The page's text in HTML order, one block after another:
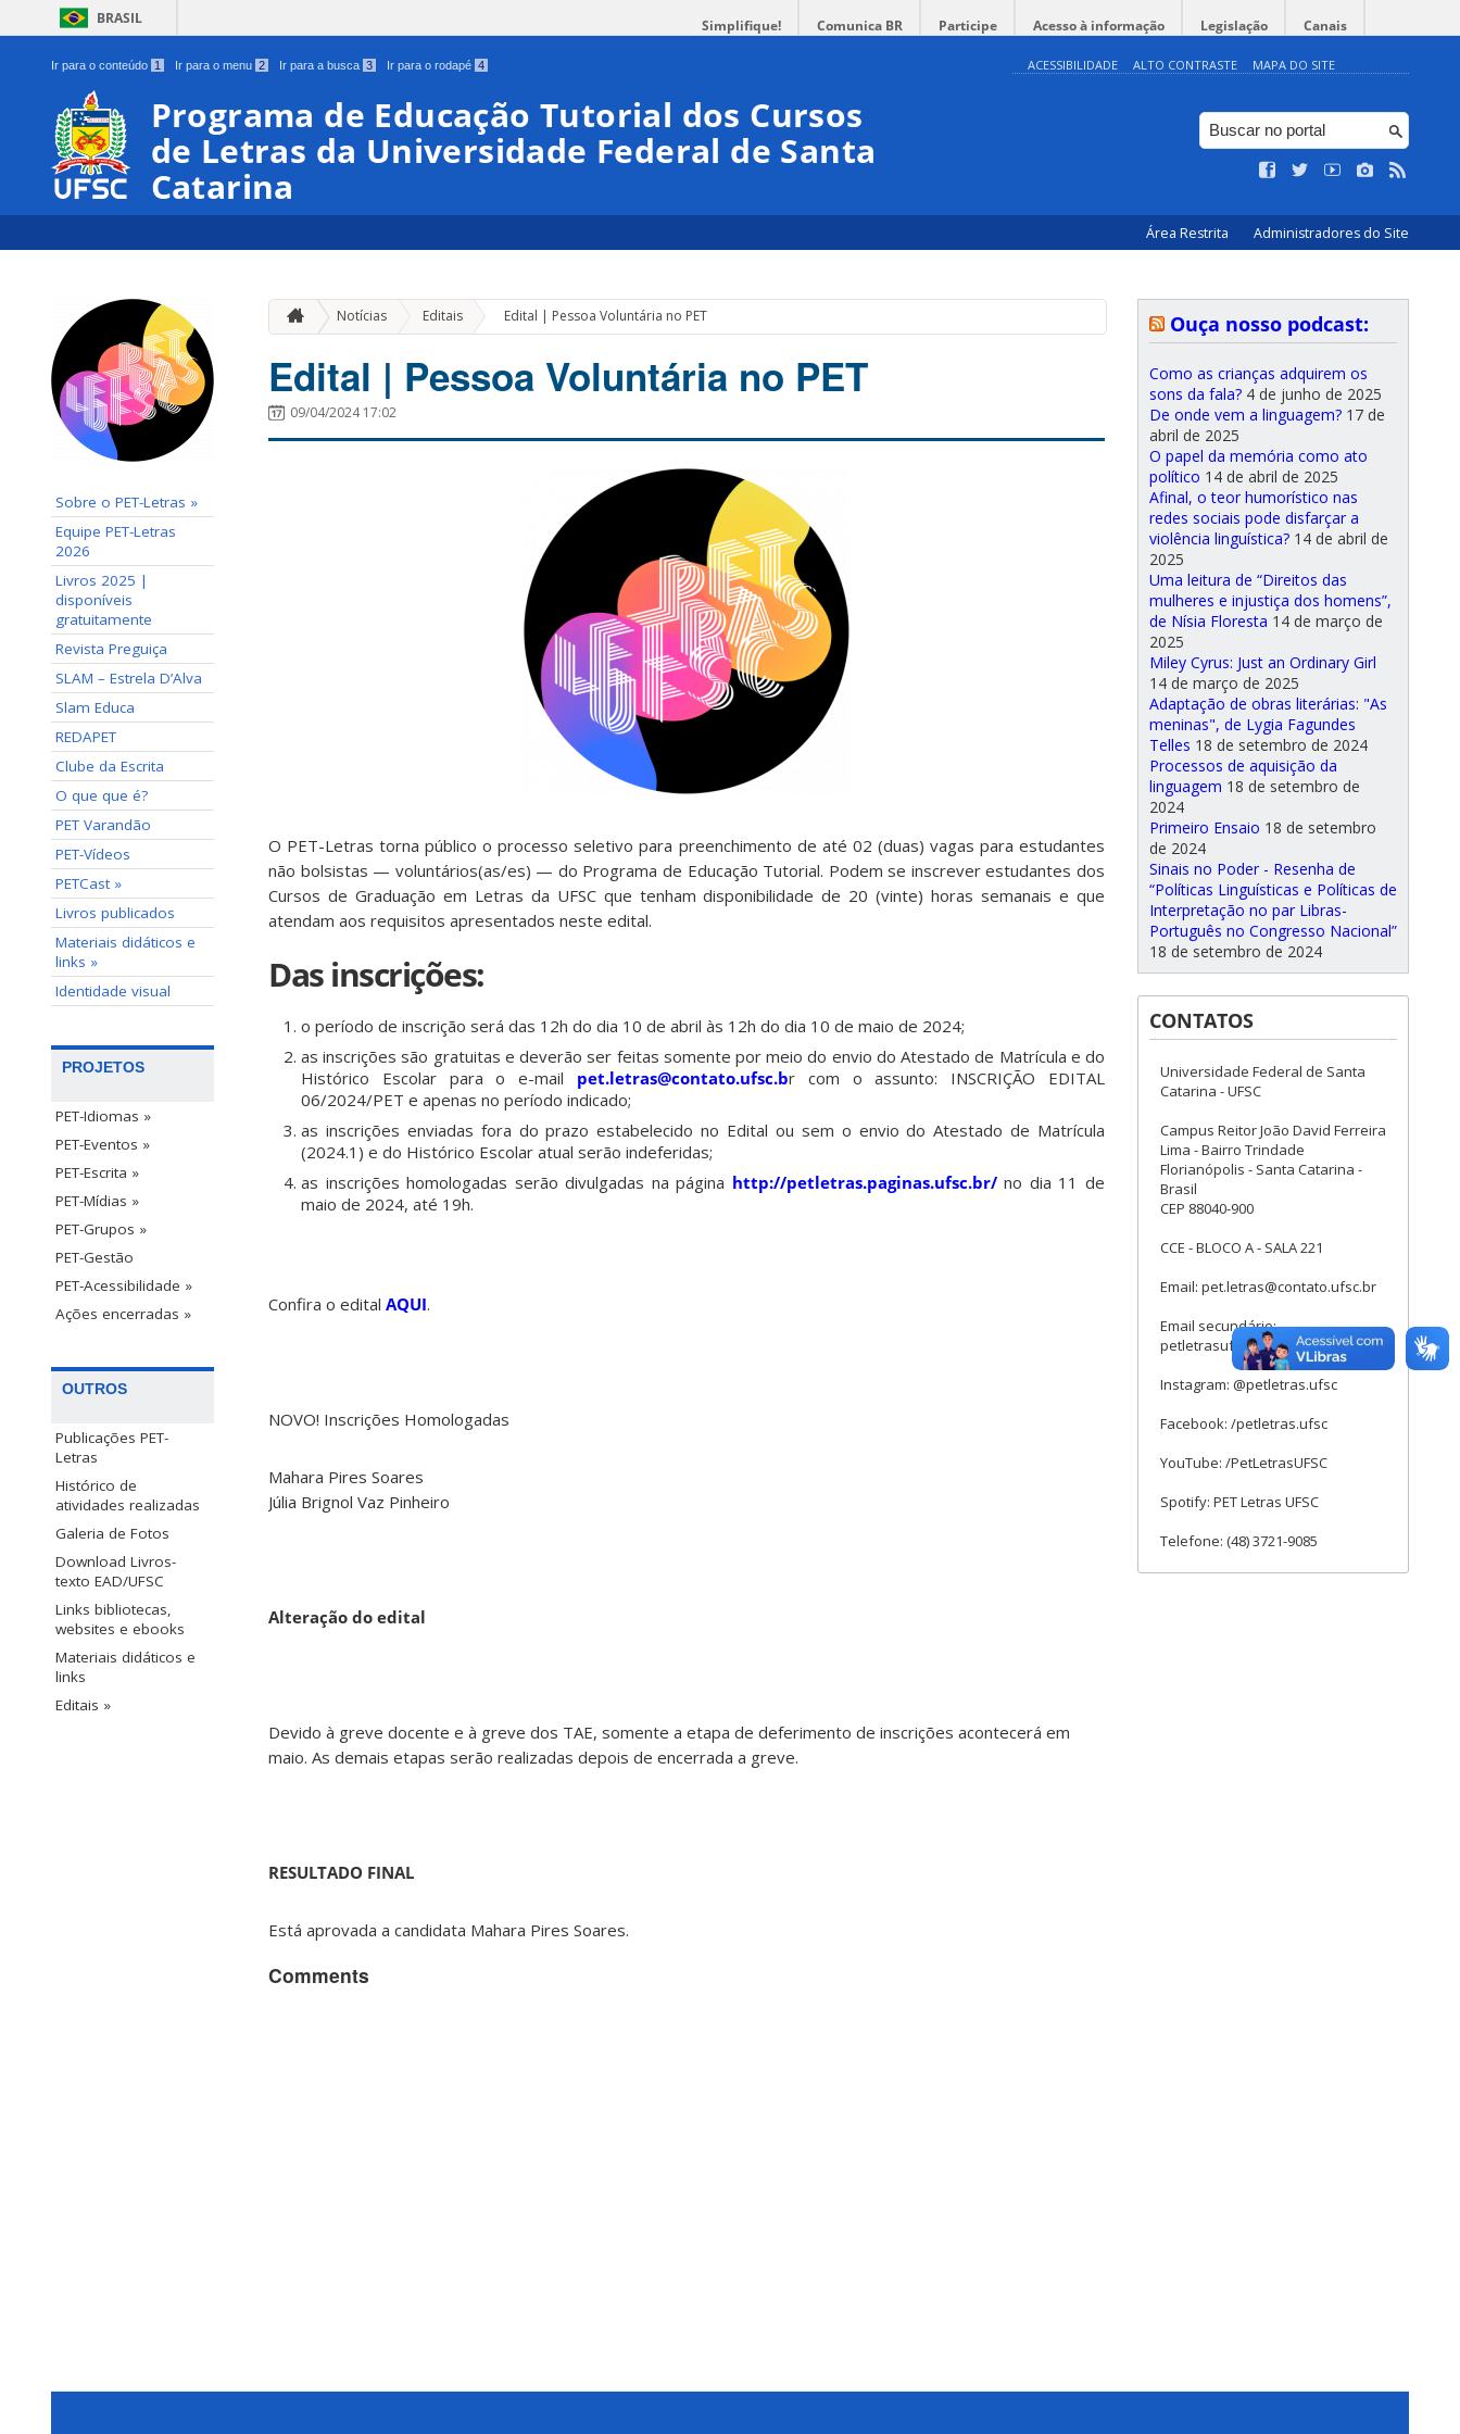
BRASIL Simplifique! Comunica BR Participe Acesso à informação Legislação Canais
Ir para o conteúdo 1 Ir para o menu 2 Ir para a busca 3 Ir para o rodapé 4 ACESSIBILIDADE ALTO CONTRASTE MAPA DO SITE
Programa de Educação Tutorial dos Cursos
de Letras da Universidade Federal de Santa
Catarina
Área Restrita Administradores do Site
Sobre o PET-Letras »
Equipe PET-Letras
2026
Livros 2025 |
disponíveis
gratuitamente
Revista Preguiça
SLAM – Estrela D’Alva
Slam Educa
REDAPET
Clube da Escrita
O que que é?
PET Varandão
PET-Vídeos
PETCast »
Livros publicados
Materiais didáticos e
links »
Identidade visual
PROJETOS
PET-Idiomas »
PET-Eventos »
PET-Escrita »
PET-Mídias »
PET-Grupos »
PET-Gestão
PET-Acessibilidade »
Ações encerradas »
OUTROS
Publicações PET-
Letras
Histórico de
atividades realizadas
Galeria de Fotos
Download Livros-
texto EAD/UFSC
Links bibliotecas,
websites e ebooks
Materiais didáticos e
links
Editais »
Notícias Editais » Edital | Pessoa Voluntária no PET
Edital | Pessoa Voluntária no PET
09/04/2024 17:02
O PET-Letras torna público o processo seletivo para preenchimento de até 02 (duas) vagas para estudantes
não bolsistas — voluntários(as/es) — do Programa de Educação Tutorial. Podem se inscrever estudantes dos
Cursos de Graduação em Letras da UFSC que tenham disponibilidade de 20 (vinte) horas semanais e que
atendam aos requisitos apresentados neste edital.
Das inscrições:
o período de inscrição será das 12h do dia 10 de abril às 12h do dia 10 de maio de 2024;
as inscrições são gratuitas e deverão ser feitas somente por meio do envio do Atestado de Matrícula e do
Histórico Escolar para o e-mail pet.letras@contato.ufsc.br com o assunto: INSCRIÇÃO EDITAL
06/2024/PET e apenas no período indicado;
as inscrições enviadas fora do prazo estabelecido no Edital ou sem o envio do Atestado de Matrícula
(2024.1) e do Histórico Escolar atual serão indeferidas;
as inscrições homologadas serão divulgadas na página http://petletras.paginas.ufsc.br/no dia 11 de
maio de 2024, até 19h.
Confira o edital AQUI.
NOVO! Inscrições Homologadas
Mahara Pires Soares
Júlia Brignol Vaz Pinheiro
Alteração do edital
Devido à greve docente e à greve dos TAE, somente a etapa de deferimento de inscrições acontecerá em
maio. As demais etapas serão realizadas depois de encerrada a greve.
RESULTADO FINAL
Está aprovada a candidata Mahara Pires Soares.
Comments
Ouça nosso podcast:
Como as crianças adquirem os
sons da fala? 4 de junho de 2025
De onde vem a linguagem? 17 de
abril de 2025
O papel da memória como ato
político 14 de abril de 2025
Afinal, o teor humorístico nas
redes sociais pode disfarçar a
violência linguística? 14 de abril de
2025
Uma leitura de “Direitos das
mulheres e injustiça dos homens”,
de Nísia Floresta 14 de março de
2025
Miley Cyrus: Just an Ordinary Girl
14 de março de 2025
Adaptação de obras literárias: "As
meninas", de Lygia Fagundes
Telles 18 de setembro de 2024
Processos de aquisição da
linguagem 18 de setembro de
2024
Primeiro Ensaio 18 de setembro
de 2024
Sinais no Poder - Resenha de
“Políticas Linguísticas e Políticas de
Interpretação no par Libras-
Português no Congresso Nacional”
18 de setembro de 2024
CONTATOS
Universidade Federal de Santa
Catarina - UFSC
Campus Reitor João David Ferreira
Lima - Bairro Trindade
Florianópolis - Santa Catarina -
Brasil
CEP 88040-900
CCE - BLOCO A - SALA 221
Email: pet.letras@contato.ufsc.br
Email secundário:
petletrasufsc@gmail.com
Instagram: @petletras.ufsc
Facebook: /petletras.ufsc
YouTube: /PetLetrasUFSC
Spotify: PET Letras UFSC
Telefone: (48) 3721-9085